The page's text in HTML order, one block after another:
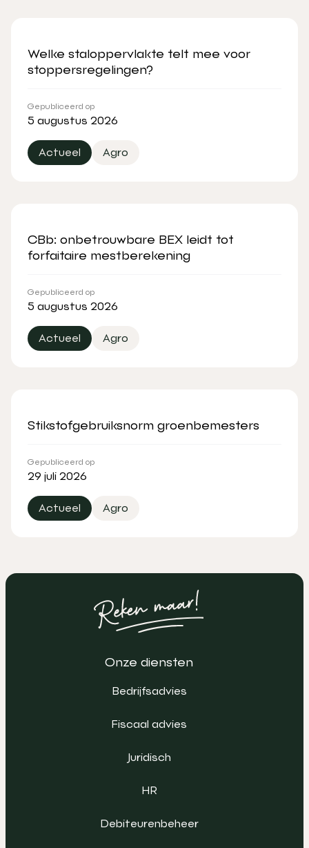
Welke staloppervlakte telt mee voor
stoppersregelingen?
Gepubliceerd op
5 augustus 2026
Actueel Agro
CBb: onbetrouwbare BEX leidt tot
forfaitaire mestberekening
Gepubliceerd op
5 augustus 2026
Actueel Agro
Stikstofgebruiksnorm groenbemesters
Gepubliceerd op
29 juli 2026
Actueel Agro
Onze diensten
Bedrijfsadvies
Fiscaal advies
Juridisch
HR
Debiteurenbeheer